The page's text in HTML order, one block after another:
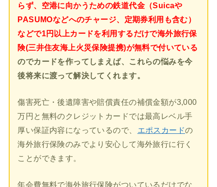
らず、空港に向かうための鉄道代金（Suicaや
PASUMOなどへのチャージ、定期券利用も含む）
などで1円以上カードを利用するだけで海外旅行保
険(三井住友海上火災保険提携)が無料で付いている
のでカードを作ってしまえば、これらの悩みを今
後将来に渡って解決してくれます。
傷害死亡・後遺障害や賠償責任の補償金額が3,000
万円と無料のクレジットカードでは最高レベル手
厚い保証内容になっているので、
エポスカードの
海外旅行保険のみでより安心して海外旅行に行く
ことができます。
年会費無料で海外旅行保険がついているだけでな